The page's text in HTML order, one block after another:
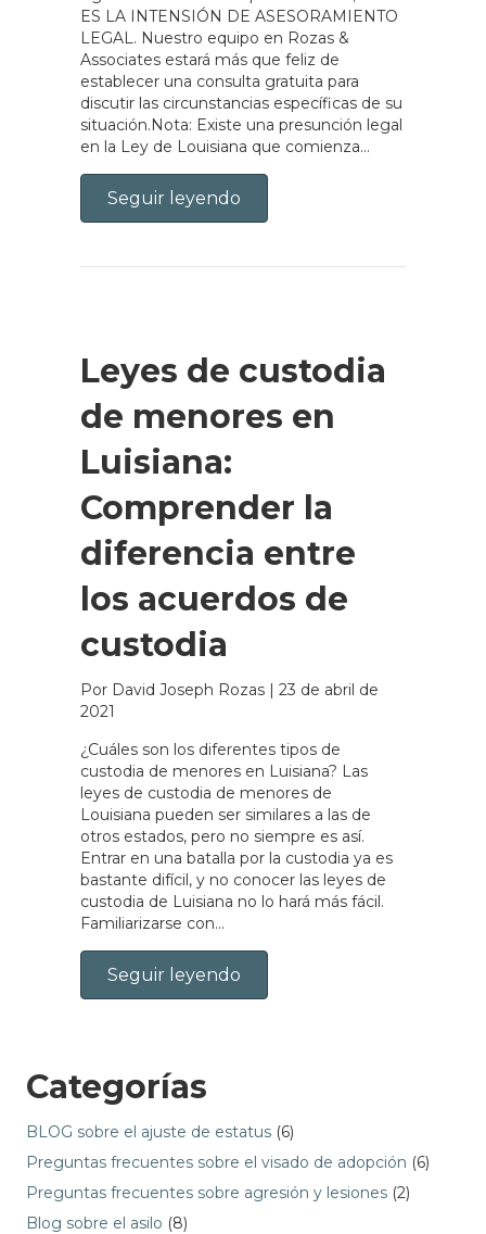
ES LA INTENSIÓN DE ASESORAMIENTO
LEGAL. Nuestro equipo en Rozas &
Associates estará más que feliz de
establecer una consulta gratuita para
discutir las circunstancias específicas de su
situación.Nota: Existe una presunción legal
en la Ley de Louisiana que comienza...
Seguir leyendo
Leyes de custodia
de menores en
Luisiana:
Comprender la
diferencia entre
los acuerdos de
custodia
Por David Joseph Rozas | 23 de abril de
2021
¿Cuáles son los diferentes tipos de
custodia de menores en Luisiana? Las
leyes de custodia de menores de
Louisiana pueden ser similares a las de
otros estados, pero no siempre es así.
Entrar en una batalla por la custodia ya es
bastante difícil, y no conocer las leyes de
custodia de Luisiana no lo hará más fácil.
Familiarizarse con...
Seguir leyendo
Categorías
BLOG sobre el ajuste de estatus (6)
Preguntas frecuentes sobre el visado de adopción (6)
Preguntas frecuentes sobre agresión y lesiones (2)
Blog sobre el asilo (8)